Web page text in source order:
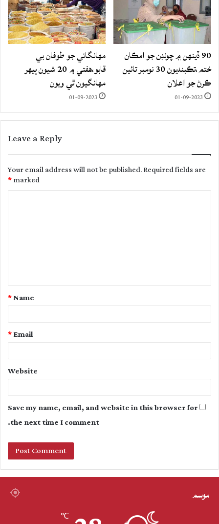
90 ڏينهن ۾ چونڊن جو امڪان
ختم،تڪبنديون 30 نومبر تائين
ڪرڻ جو اعلان
01-09-2023
مهانگائي جو طوفان بي
قابو،هفتي ۾ 20 شيون ٻيهر
مهانگيون ٿي ويون
01-09-2023
Leave a Reply
Your email address will not be published.Required fields are
marked
*
t
Name
*
Email
*
Website
Save my name, email, and website in this browser for
the next time I comment.
موسم
℃